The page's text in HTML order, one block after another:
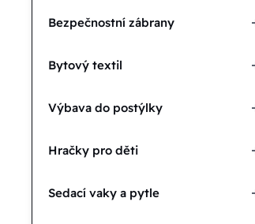
Bezpečnostní zábrany
Bytový textil
Výbava do postýlky
Hračky pro děti
Sedací vaky a pytle